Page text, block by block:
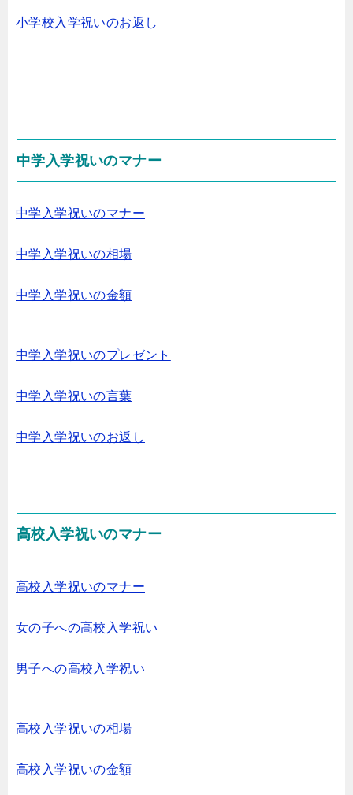
小学校入学祝いのお返し
中学入学祝いのマナー
中学入学祝いのマナー
中学入学祝いの相場
中学入学祝いの金額
中学入学祝いのプレゼント
中学入学祝いの言葉
中学入学祝いのお返し
高校入学祝いのマナー
高校入学祝いのマナー
女の子への高校入学祝い
男子への高校入学祝い
高校入学祝いの相場
高校入学祝いの金額